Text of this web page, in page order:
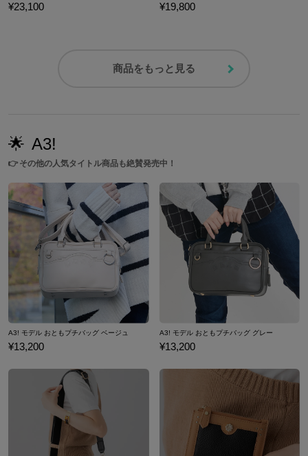
¥23,100 ¥19,800
商品をもっと見る
🌟 A3!
👉その他の人気タイトル商品も絶賛発売中！
A3! モデル おともプチバッグ ベージュ
¥13,200
A3! モデル おともプチバッグ グレー
¥13,200